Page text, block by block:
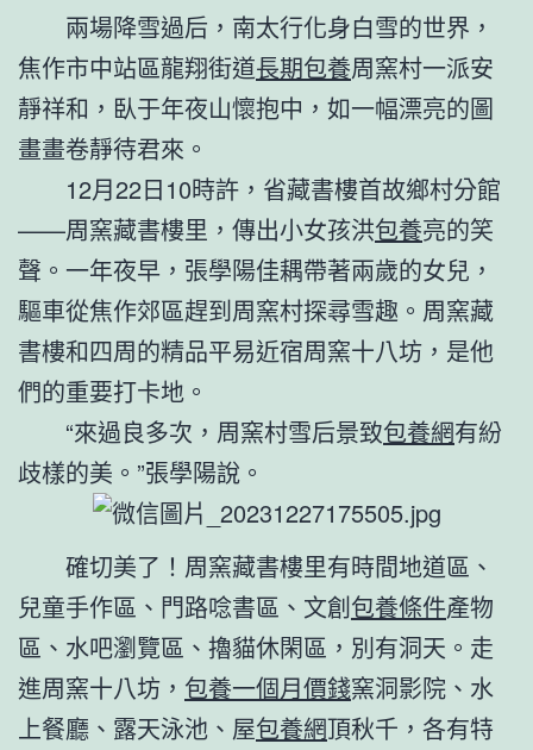
兩場降雪過后，南太行化身白雪的世界，
焦作市中站區龍翔街道長期包養周窯村一派安
靜祥和，臥于年夜山懷抱中，如一幅漂亮的圖
畫畫卷靜待君來。
12月22日10時許，省藏書樓首故鄉村分館
——周窯藏書樓里，傳出小女孩洪包養亮的笑
聲。一年夜早，張學陽佳耦帶著兩歲的女兒，
驅車從焦作郊區趕到周窯村探尋雪趣。周窯藏
書樓和四周的精品平易近宿周窯十八坊，是他
們的重要打卡地。
“來過良多次，周窯村雪后景致包養網有紛
歧樣的美。”張學陽說。
確切美了！周窯藏書樓里有時間地道區、
兒童手作區、門路唸書區、文創包養條件產物
區、水吧瀏覽區、擼貓休閑區，別有洞天。走
進周窯十八坊， 包養一個月價錢窯洞影院、水
上餐廳、露天泳池、屋包養網頂秋千，各有特